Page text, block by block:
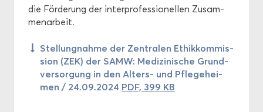
die För­de­rung der in­ter­pro­fes­sio­nel­len Zu­sam­
men­ar­beit.
Stel­lung­nah­me der Zen­tra­len Ethik­kom­mis­
si­on (ZEK) der SAMW: Me­di­zi­ni­sche Grund­
ver­sor­gung in den Alters-​ und Pfle­ge­hei­
men / 24.09.2024 PDF, 399 KB